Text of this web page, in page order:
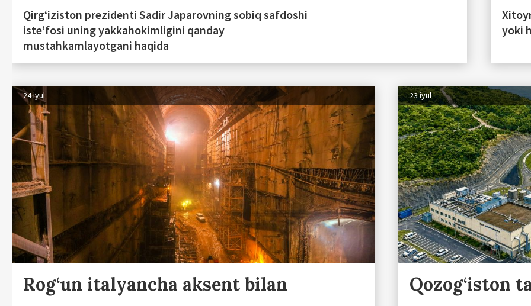
Qirg‘iziston prezidenti Sadir Japarovning sobiq safdoshi
iste’fosi uning yakkahokimligini qanday
mustahkamlayotgani haqida
yoki
24 iyul
Rog‘un italyancha aksent bilan
23 iyul
Qozog‘iston